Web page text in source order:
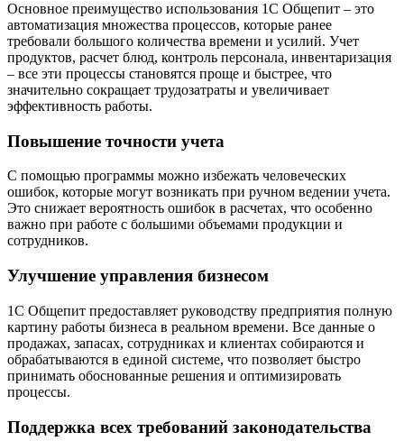
Основное преимущество использования 1С Общепит – это
автоматизация множества процессов, которые ранее
требовали большого количества времени и усилий. Учет
продуктов, расчет блюд, контроль персонала, инвентаризация
– все эти процессы становятся проще и быстрее, что
значительно сокращает трудозатраты и увеличивает
эффективность работы.
Повышение точности учета
С помощью программы можно избежать человеческих
ошибок, которые могут возникать при ручном ведении учета.
Это снижает вероятность ошибок в расчетах, что особенно
важно при работе с большими объемами продукции и
сотрудников.
Улучшение управления бизнесом
1С Общепит предоставляет руководству предприятия полную
картину работы бизнеса в реальном времени. Все данные о
продажах, запасах, сотрудниках и клиентах собираются и
обрабатываются в единой системе, что позволяет быстро
принимать обоснованные решения и оптимизировать
процессы.
Поддержка всех требований законодательства